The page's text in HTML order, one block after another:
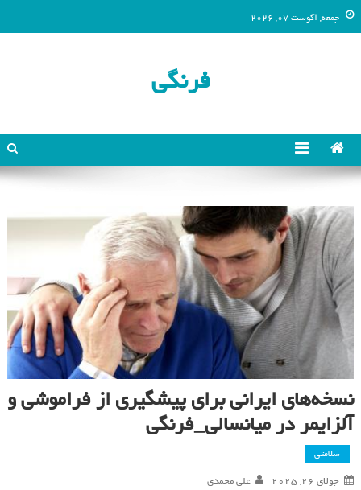
جمعه, آگوست 07, 2026
فرنگی
نسخه‌های ایرانی برای پیشگیری از فراموشی و
آلزایمر در میانسالی_فرنگی
سلامتی
جولای 26, 2025 علی محمدی